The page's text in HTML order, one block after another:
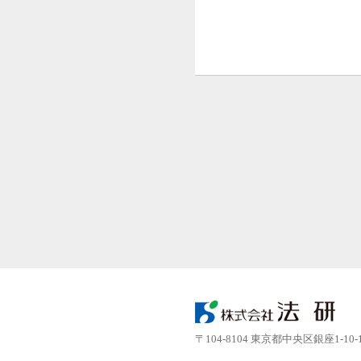
〒104-8104 東京都中央区銀座1-10-